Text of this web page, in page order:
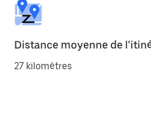
Distance moyenne de
27 kilomètres